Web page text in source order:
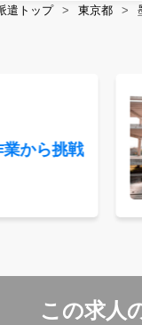
遣トップ 東京都
から挑戦
この求人